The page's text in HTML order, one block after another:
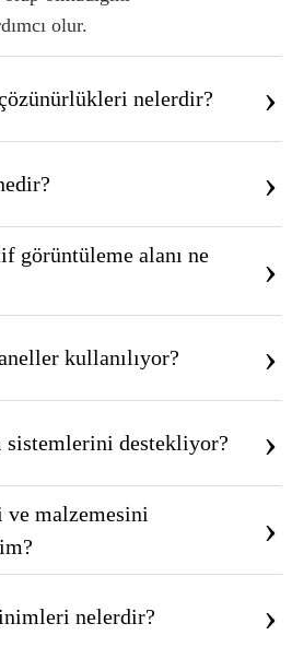
olur.
nelerdir? ›
›
görüntüleme alanı ne
›
kullanılıyor? ›
destekliyor? ›
ve malzemesini
›
nelerdir? ›